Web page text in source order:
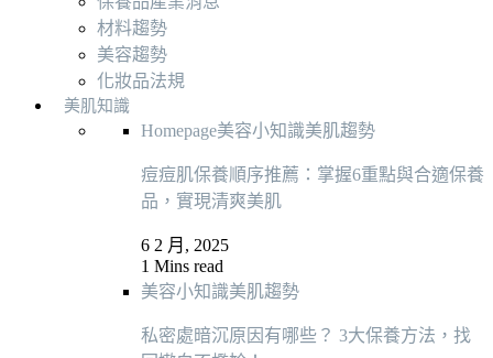
材料趨勢
美容趨勢
化妝品法規
美肌知識
Homepage美容小知識美肌趨勢
痘痘肌保養順序推薦：掌握6重點與合適保養
品，實現清爽美肌
6 2 月, 2025
1 Mins read
美容小知識美肌趨勢
私密處暗沉原因有哪些？ 3大保養方法，找